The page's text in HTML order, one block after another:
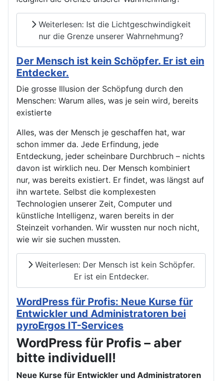
Weiterlesen: Ist die Lichtgeschwindigkeit
nur die Grenze unserer Wahrnehmung?
Der Mensch ist kein Schöpfer. Er ist ein
Entdecker.
Die grosse Illusion der Schöpfung durch den
Menschen: Warum alles, was je sein wird, bereits
existierte
Alles, was der Mensch je geschaffen hat, war
schon immer da. Jede Erfindung, jede
Entdeckung, jeder scheinbare Durchbruch – nichts
davon ist wirklich neu. Der Mensch kombiniert
nur, was bereits existiert. Er findet, was längst auf
ihn wartete. Selbst die komplexesten
Technologien unserer Zeit, Computer und
künstliche Intelligenz, waren bereits in der
Steinzeit vorhanden. Wir wussten nur noch nicht,
wie wir sie suchen mussten.
Weiterlesen: Der Mensch ist kein Schöpfer.
Er ist ein Entdecker.
WordPress für Profis: Neue Kurse für
Entwickler und Administratoren bei
pyroErgos IT-Services
WordPress für Profis – aber
bitte individuell!
Neue Kurse für Entwickler und Administratoren